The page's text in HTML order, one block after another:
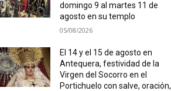
domingo 9 al martes 11 de
agosto en su templo
05/08/2026
El 14 y el 15 de agosto en
Antequera, festividad de la
Virgen del Socorro en el
Portichuelo con salve, oración,